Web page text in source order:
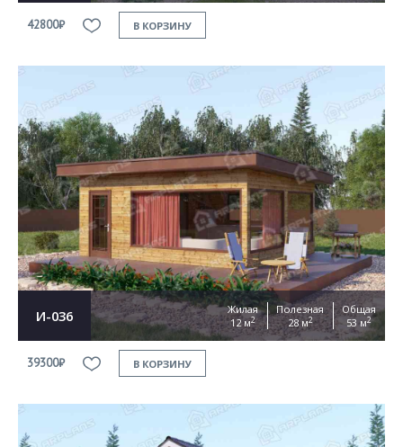
42800₽ В КОРЗИНУ
И-036
Жилая
12 м2
Полезная
28 м2
Общая
53 м2
39300₽ В КОРЗИНУ